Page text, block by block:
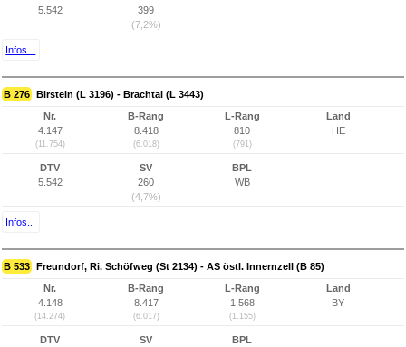
5.542
399
(7,2%)
Infos...
B 276 Birstein (L 3196) - Brachtal (L 3443)
Nr.
4.147
(11.754)
B-Rang
8.418
(6.018)
L-Rang
810
(791)
Land
HE
DTV
5.542
SV
260
(4,7%)
BPL
WB
Infos...
B 533 Freundorf, Ri. Schöfweg (St 2134) - AS östl. Innernzell (B 85)
Nr.
4.148
(14.274)
B-Rang
8.417
(6.017)
L-Rang
1.568
(1.155)
Land
BY
DTV
SV
BPL